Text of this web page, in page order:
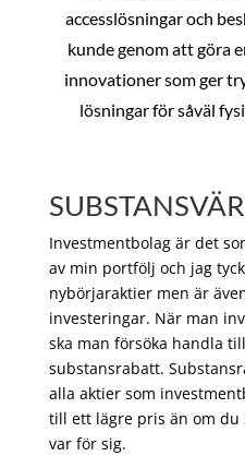
accesslösningar och
kunde genom att göra
innovationer som ger
lösningar för såväl
Investmentbolag är det
av min portfölj och jag
nybörjaraktier men är
investeringar. När man
ska man försöka handla till
substansrabatt.
alla aktier som
till ett lägre pris än om du
var för sig.